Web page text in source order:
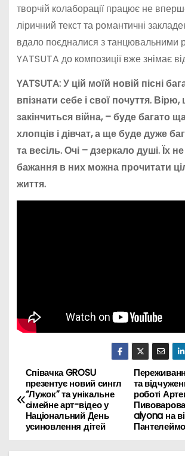
творчій колаборації працює не
ліричний текст та романтичні
вдало поєдналися з танцювальними
YATSUTA до композиції вже знімає
YATSUTA: У цій моїй новій пісні
впізнати себе і свої почуття.
закінчиться війна, – буде багато
хлопців і дівчат, а ще буде дуже
та весіль. Очі – дзеркало душі. Їх
бажання в них можна прочитати
життя.
Н
а
в
та
роботі
alyona на
Співачка GROSU
презентує новий сингл
“Лужок” та унікальне
сімейне арт-відео у
Національний День
усиновлення дітей